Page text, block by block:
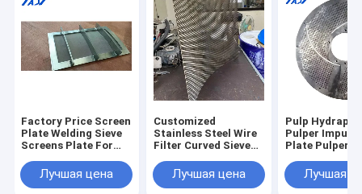
Factory Price Screen
Plate Welding Sieve
Screens Plate For
PartsЛучшая цена
Customized
Stainless Steel Wire
Filter Curved Sieve
Лучшая цена
Pulp
Pulper
Plate Pulper
PaperЛучшая